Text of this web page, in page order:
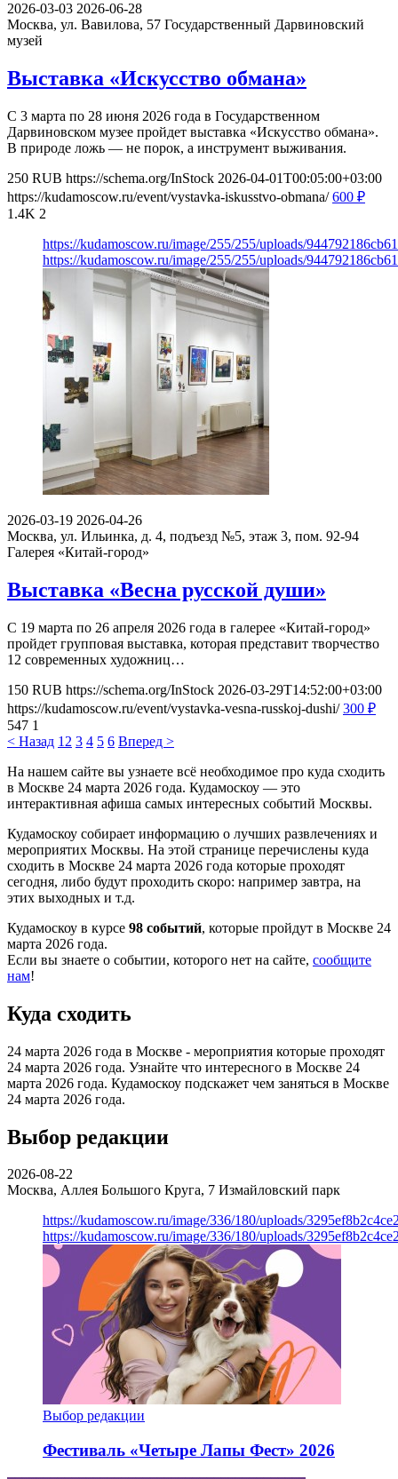
2026-03-03 2026-06-28
Москва, ул. Вавилова, 57 Государственный Дарвиновский
музей
Выставка «Искусство обмана»
С 3 марта по 28 июня 2026 года в Государственном
Дарвиновском музее пройдет выставка «Искусство обмана».
В природе ложь — не порок, а инструмент выживания.
250 RUB https://schema.org/InStock 2026-04-01T00:05:00+03:00
https://kudamoscow.ru/event/vystavka-iskusstvo-obmana/ 600 ₽
1.4K 2
https://kudamoscow.ru/image/255/255/uploads/
https://kudamoscow.ru/image/255/255/uploads/
2026-03-19 2026-04-26
Москва, ул. Ильинка, д. 4, подъезд №5, этаж 3, пом. 92-94
Галерея «Китай-город»
Выставка «Весна русской души»
С 19 марта по 26 апреля 2026 года в галерее «Китай-город»
пройдет групповая выставка, которая представит творчество
12 современных художниц…
150 RUB https://schema.org/InStock 2026-03-29T14:52:00+03:00
https://kudamoscow.ru/event/vystavka-vesna-russkoj-dushi/ 300 ₽
547 1
< Назад 1 2 3 4 5 6 Вперед >
На нашем сайте вы узнаете всё необходимое про куда сходить
в Москве 24 марта 2026 года. Кудамоскоу — это
интерактивная афиша самых интересных событий Москвы.
Кудамоскоу собирает информацию о лучших развлечениях и
мероприятих Москвы. На этой странице перечислены куда
сходить в Москве 24 марта 2026 года которые проходят
сегодня, либо будут проходить скоро: например завтра, на
этих выходных и т.д.
Кудамоскоу в курсе 98 событий, которые пройдут в Москве 24
марта 2026 года.
Если вы знаете о событии, которого нет на сайте, сообщите
нам!
Куда сходить
24 марта 2026 года в Москве - мероприятия которые проходят
24 марта 2026 года. Узнайте что интересного в Москве 24
марта 2026 года. Кудамоскоу подскажет чем заняться в Москве
24 марта 2026 года.
Выбор редакции
2026-08-22
Москва, Аллея Большого Круга, 7 Измайловский парк
https://kudamoscow.ru/image/336/180/uploads/
https://kudamoscow.ru/image/336/180/uploads/
Выбор редакции
Фестиваль «Четыре Лапы Фест» 2026